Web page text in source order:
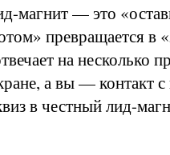
магнит — это
превращается в
на несколько
а вы — контакт
в честный лид-